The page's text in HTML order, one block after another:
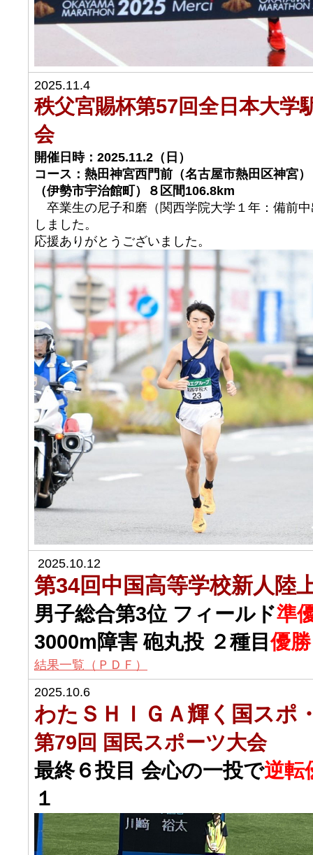
2025.11.4
秩父宮賜杯第57回全日本大学
会
開催日時：2025.11.2（日）
コース：熱田神宮西門前（名古屋市熱田区神宮
（伊勢市宇治館町）８区間106.8km
卒業生の尼子和磨（関西学院大学１年：備前
しました。
応援ありがとうございました。
2025.10.12
第34回中国高等学校新人陸
男子総合第3位 フィールド準
3000m障害 砲丸投 ２種目優
結果一覧（ＰＤＦ）
2025.10.6
わたＳＨＩＧＡ輝く国スポ
第79回 国民スポーツ大会
最終６投目 会心の一投で逆転
１